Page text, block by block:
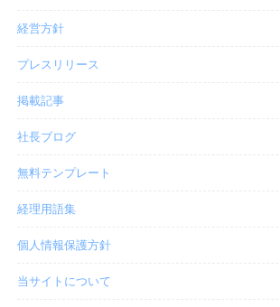
経営方針
プレスリリース
掲載記事
社長ブログ
無料テンプレート
経理用語集
個人情報保護方針
当サイトについて